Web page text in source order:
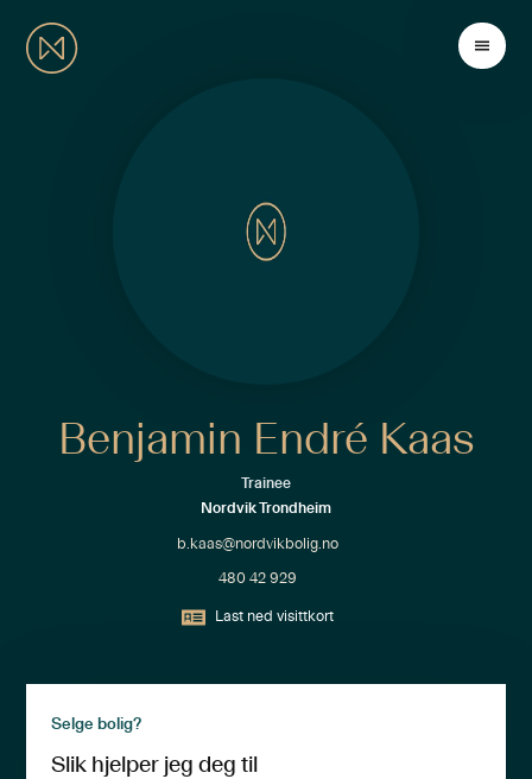
Benjamin Endré Kaas
Trainee
Nordvik Trondheim
b.kaas@nordvikbolig.no
480 42 929
Last ned visittkort
Selge bolig?
Slik hjelper jeg deg til